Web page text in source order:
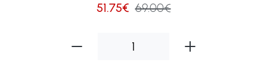
51.75€ 69.00€